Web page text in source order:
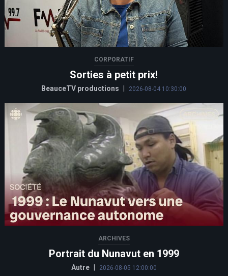
CORPORATIF
Sorties à petit prix!
BeauceTV productions | 2026-08-04 10:30:00
ARCHIVES
Portrait du Nunavut en 1999
Autre 2026-08-05 12:00:00